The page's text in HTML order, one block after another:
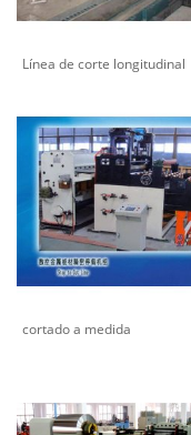
Línea de corte longitudinal
cortado a medida